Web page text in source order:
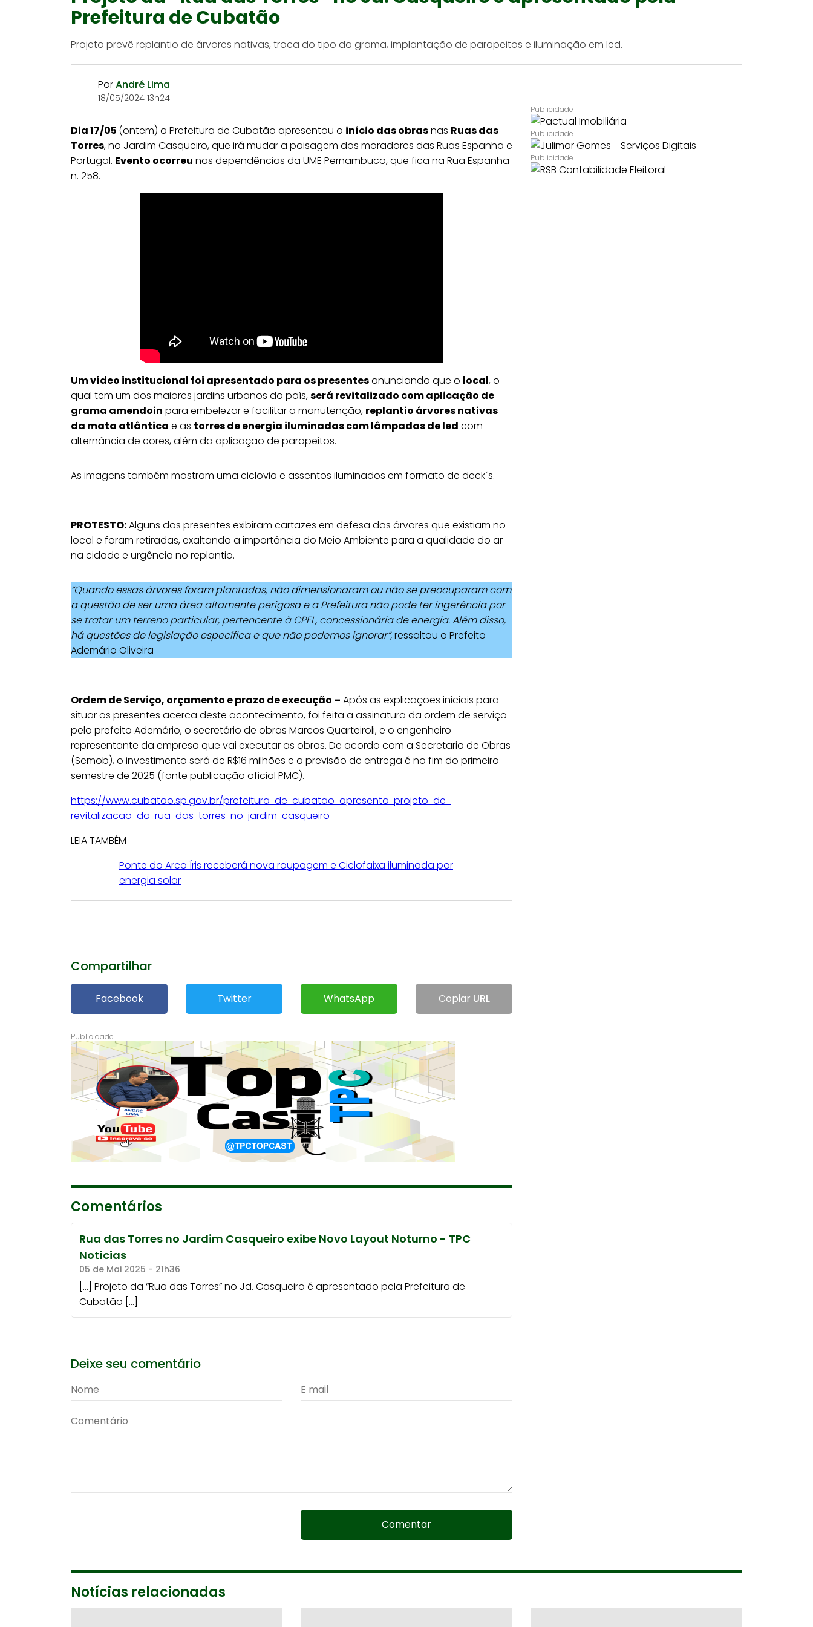
Prefeitura de Cubatão
Projeto prevê replantio de árvores nativas, troca do tipo da grama, implantação de parapeitos e iluminação em led.
PorAndré Lima
18/05/2024 13h24
Dia 17/05 (ontem) a Prefeitura de Cubatão apresentou o início das obrasnas Ruas das
Torres, no Jardim Casqueiro, que irá mudar a paisagem dos moradores das Ruas Espanha e
Portugal. Evento ocorreu nas dependências da UME Pernambuco, que fica na Rua Espanha
n. 258.
Um vídeo institucional foi apresentado para os presentesanunciando que o local, o
qual tem um dos maiores jardins urbanos do país,será revitalizado com aplicação de
grama amendoin para embelezar e facilitar a manutenção, replantio árvores nativas
da mata atlântica e as torres de energia iluminadas com lâmpadas de led com
alternância de cores, além da aplicação de parapeitos.
As imagens também mostram uma ciclovia e assentos iluminados em formato de deck´s.
PROTESTO:Alguns dos presentes exibiram cartazes em defesa das árvores que existiam no
local e foram retiradas, exaltando a importância do Meio Ambiente para a qualidade do ar
na cidade e urgência no replantio.
“Quando essas árvores foram plantadas, não dimensionaram ou não se preocuparam com
a questão de ser uma área altamente perigosa e a Prefeitura não pode ter ingerência por
se tratar um terreno particular, pertencente à CPFL, concessionária de energia. Além disso,
há questões de legislação específica e que não podemos ignorar”,ressaltou o Prefeito
Ademário Oliveira
Ordem de Serviço, orçamento e prazo de execução – Após as explicações iniciais para
situar os presentes acerca deste acontecimento, foi feita a assinatura da ordem de serviço
pelo prefeito Ademário, o secretário de obras Marcos Quarteiroli, e o engenheiro
representante da empresa que vai executar as obras. De acordo com a Secretaria de Obras
(Semob), o investimento será de R$16 milhões e a previsão de entrega é no fim do primeiro
semestre de 2025 (fonte publicação oficial PMC).
https://www.cubatao.sp.gov.br/prefeitura-de-cubatao-apresenta-projeto-de-
revitalizacao-da-rua-das-torres-no-jardim-casqueiro
LEIA TAMBÉM
Ponte do Arco Íris receberá nova roupagem e Ciclofaixa iluminada por
energia solar
Compartilhar
Facebook Twitter WhatsApp Copiar URL
Comentários
Rua das Torres no Jardim Casqueiro exibe Novo Layout Noturno - TPC
Notícias
05 de Mai 2025 - 21h36
[…] Projeto da “Rua das Torres” no Jd. Casqueiro é apresentado pela Prefeitura de
Cubatão […]
Deixe seu comentário
Comentar
Notícias relacionadas